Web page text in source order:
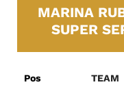
MARINA
SUPER
Pos TEAM